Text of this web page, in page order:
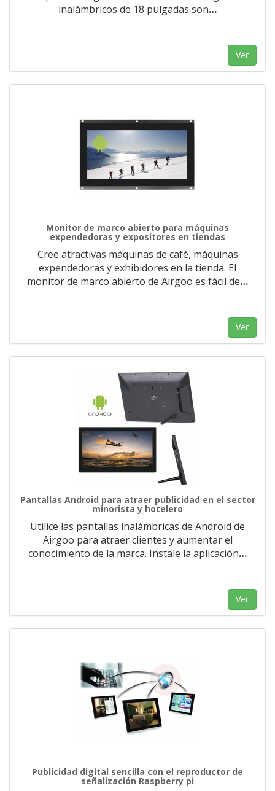
inalámbricos de 18 pulgadas son…
Ver
Monitor de marco abierto para máquinas
expendedoras y expositores en tiendas
Cree atractivas máquinas de café, máquinas
expendedoras y exhibidores en la tienda. El
monitor de marco abierto de Airgoo es fácil de…
Ver
Pantallas Android para atraer publicidad en el sector
minorista y hotelero
Utilice las pantallas inalámbricas de Android de
Airgoo para atraer clientes y aumentar el
conocimiento de la marca. Instale la aplicación…
Ver
Publicidad digital sencilla con el reproductor de
señalización Raspberry pi